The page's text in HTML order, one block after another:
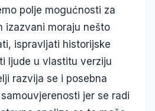
polje mogućnosti za
izazvani moraju nešto
ispravljati historijske
ljude u vlastitu verziju
razvija se i posebna
jer se radi